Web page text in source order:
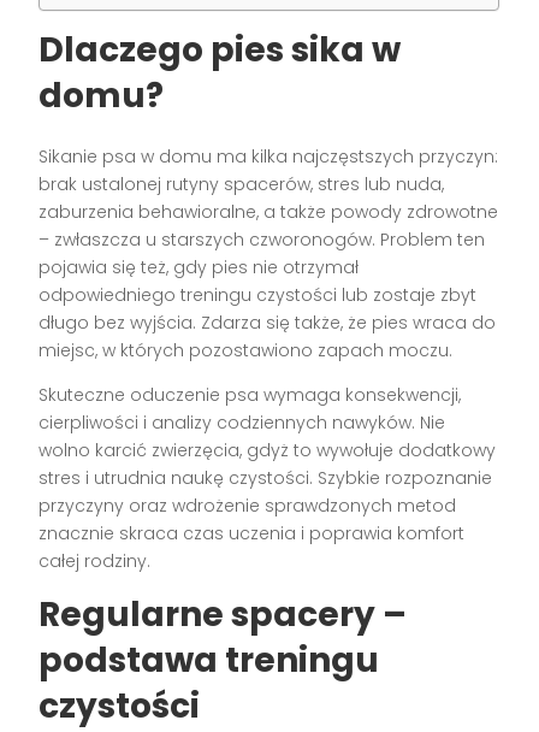
Dlaczego pies sika w
domu?
Sikanie psa w domu ma kilka najczęstszych przyczyn:
brak ustalonej rutyny spacerów, stres lub nuda,
zaburzenia behawioralne, a także powody zdrowotne
– zwłaszcza u starszych czworonogów. Problem ten
pojawia się też, gdy pies nie otrzymał
odpowiedniego treningu czystości lub zostaje zbyt
długo bez wyjścia. Zdarza się także, że pies wraca do
miejsc, w których pozostawiono zapach moczu.
Skuteczne oduczenie psa wymaga konsekwencji,
cierpliwości i analizy codziennych nawyków. Nie
wolno karcić zwierzęcia, gdyż to wywołuje dodatkowy
stres i utrudnia naukę czystości. Szybkie rozpoznanie
przyczyny oraz wdrożenie sprawdzonych metod
znacznie skraca czas uczenia i poprawia komfort
całej rodziny.
Regularne spacery –
podstawa treningu
czystości